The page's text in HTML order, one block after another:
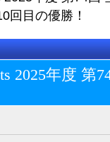
回目の優勝！
2025年度